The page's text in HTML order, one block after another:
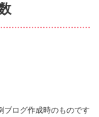
ブログ作成時のものです